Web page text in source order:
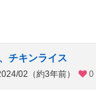
チキンライス
02（約3年前） 0